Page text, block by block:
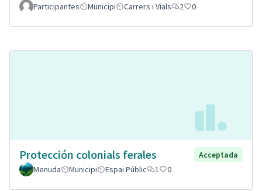
Participantes
Municipi Carrers i Vials 2 0
Protección colonials ferales
Acceptada
Menuda
Municipi Espai Públic 1 0